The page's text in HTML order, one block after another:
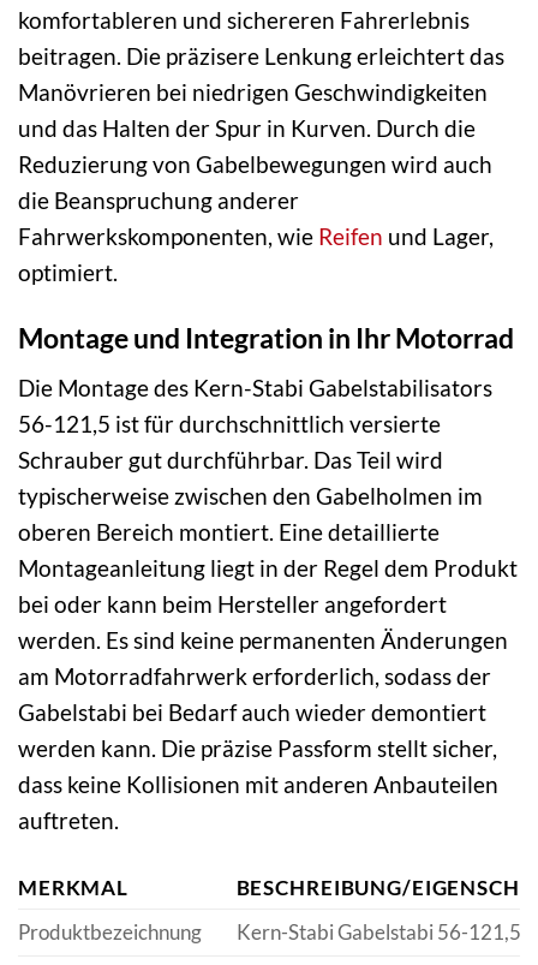
komfortableren und sichereren Fahrerlebnis
beitragen. Die präzisere Lenkung erleichtert das
Manövrieren bei niedrigen Geschwindigkeiten
und das Halten der Spur in Kurven. Durch die
Reduzierung von Gabelbewegungen wird auch
die Beanspruchung anderer
Fahrwerkskomponenten, wie Reifen und Lager,
optimiert.
Montage und Integration in Ihr Motorrad
Die Montage des Kern-Stabi Gabelstabilisators
56-121,5 ist für durchschnittlich versierte
Schrauber gut durchführbar. Das Teil wird
typischerweise zwischen den Gabelholmen im
oberen Bereich montiert. Eine detaillierte
Montageanleitung liegt in der Regel dem Produkt
bei oder kann beim Hersteller angefordert
werden. Es sind keine permanenten Änderungen
am Motorradfahrwerk erforderlich, sodass der
Gabelstabi bei Bedarf auch wieder demontiert
werden kann. Die präzise Passform stellt sicher,
dass keine Kollisionen mit anderen Anbauteilen
auftreten.
MERKMAL
BESCHREIBUNG/
Produktbezeichnung
Kern-Stabi Gabelstabi 56-121,5